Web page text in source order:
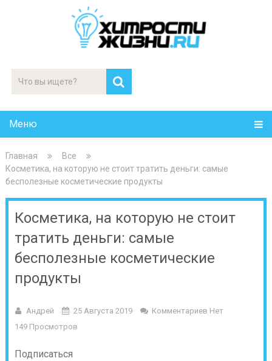
Меню
Главная
Все
Косметика, на которую не стоит тратить деньги: самые
бесполезные косметические продукты
Косметика, на которую не стоит
тратить деньги: самые
бесполезные косметические
продукты
Андрей 25 Августа 2019
Комментариев Нет
149 Просмотров
Подписаться